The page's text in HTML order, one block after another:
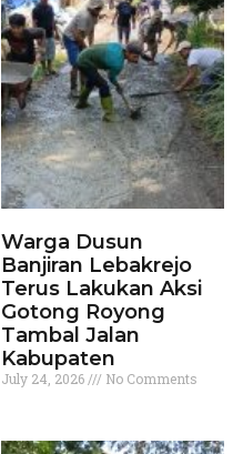
Warga Dusun
Banjiran Lebakrejo
Terus Lakukan Aksi
Gotong Royong
Tambal Jalan
Kabupaten
July 24, 2026 No Comments